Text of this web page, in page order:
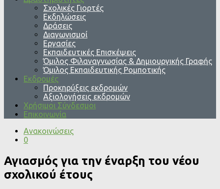
Σχολικές Γιορτές
Εκδηλώσεις
Δράσεις
Διαγωνισμοί
Εργασίες
Εκπαιδευτικές Επισκέψεις
Όμιλος Φιλαναγνωσίας & Δημιουργικής Γραφής
Όμιλος Εκπαιδευτικής Ρομποτικής
Εκδρομές
Προκηρύξεις εκδρομών
Αξιολογήσεις εκδρομών
Χρήσιμοι Σύνδεσμοι
Επικοινωνία
Ανακοινώσεις
0
Αγιασμός για την έναρξη του νέου
σχολικού έτους